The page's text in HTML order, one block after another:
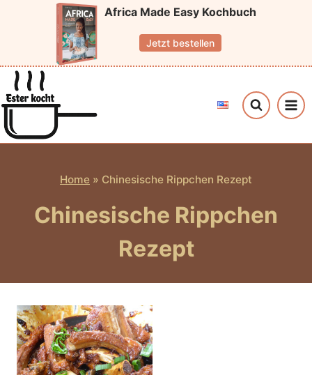
Africa Made Easy Kochbuch
Jetzt bestellen
Home » Chinesische Rippchen Rezept
Chinesische Rippchen
Rezept